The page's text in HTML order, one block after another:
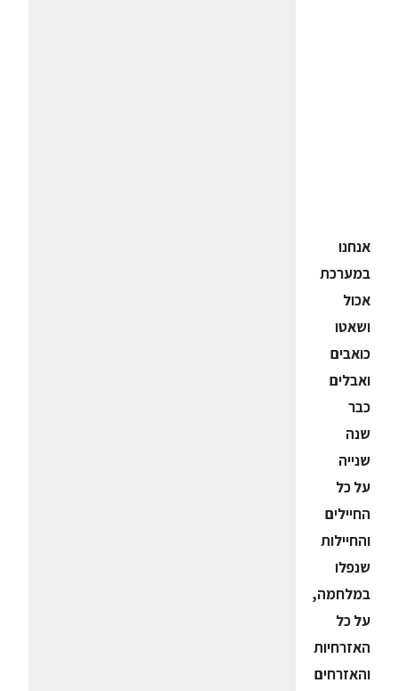
אנחנו
במערכת
אכול
ושאטו
כואבים
ואבלים
כבר
שנה
שנייה
על כל
החיילים
והחיילות
שנפלו
במלחמה,
על כל
האזרחיות
והאזרחים